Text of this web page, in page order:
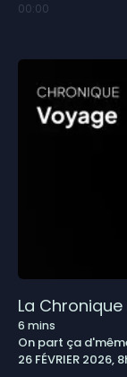
00:00
La
6 mins
On part ça
26 FÉVRIER 2026,